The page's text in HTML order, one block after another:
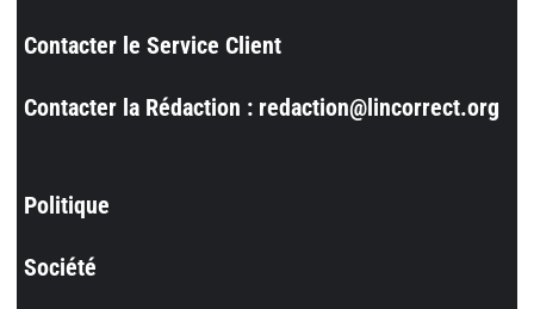
Contacter le Service Client
Contacter la Rédaction : redaction@lincorrect.org
Politique
Société